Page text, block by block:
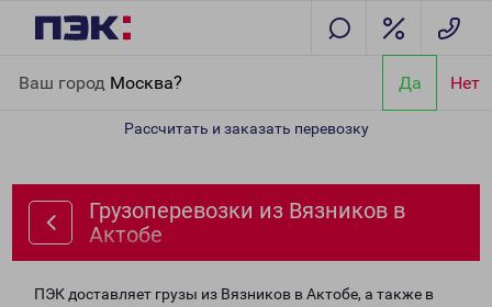
Ваш город Москва? Да Нет
Рассчитать и заказать перевозку
Грузоперевозки из Вязников в
Актобе
ПЭК доставляет грузы из Вязников в Актобе, а также в